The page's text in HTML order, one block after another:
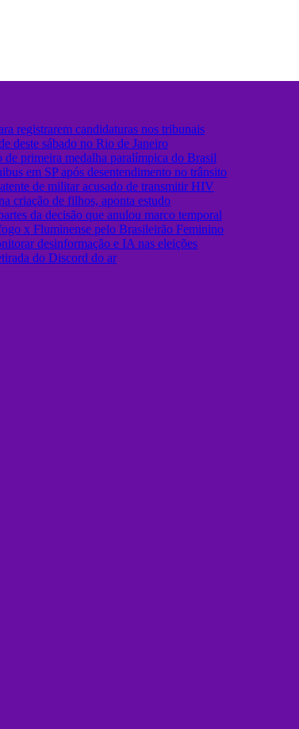
registrarem candidaturas nos tribunais
deste sábado no Rio de Janeiro
de primeira medalha paralímpica do Brasil
em SP após desentendimento no trânsito
de militar acusado de transmitir HIV
criação de filhos, aponta estudo
da decisão que anulou marco temporal
x Fluminense pelo Brasileirão Feminino
desinformação e IA nas eleições
do Discord do ar